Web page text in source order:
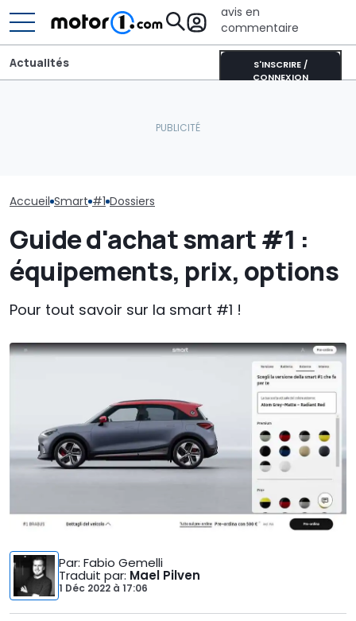
avis en
commentaire
S'INSCRIRE /
CONNEXION
Actualités
Accueil Smart #1 Dossiers
Guide d'achat smart #1 :
équipements, prix, options
Pour tout savoir sur la smart #1 !
Par: Fabio Gemelli
Traduit par: Mael Pilven
1 Déc 2022 à 17:06